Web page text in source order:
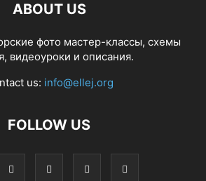
ABOUT US
фото мастер-классы, схемы
видеоуроки и описания.
us: info@ellej.org
FOLLOW US